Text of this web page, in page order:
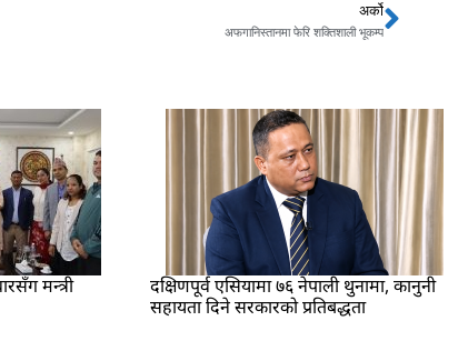
अर्को
अफगानिस्तानमा फेरि शक्तिशाली भूकम्पNext
मन्त्री
दक्षिणपूर्व एसियामा ७६ नेपाली थुनामा, कानुनी
सहायता दिने सरकारको प्रतिबद्धता